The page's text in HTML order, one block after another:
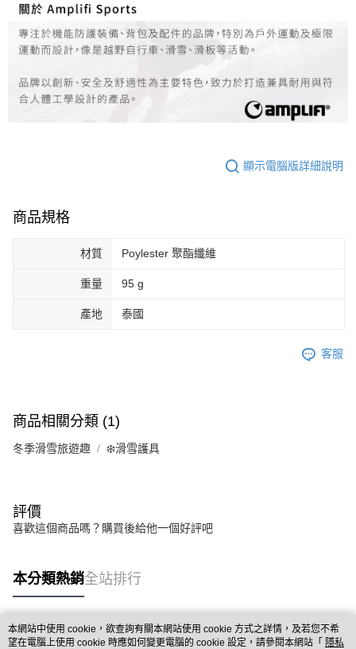
顯示電腦版詳細說明
商品規格
材質 Poylester 聚酯纖維
重量 95 g
產地 泰國
客服
商品相關分類 (1)
冬季滑雪旅遊趣 ❄️滑雪護具
評價
喜歡這個商品嗎？購買後給他一個好評吧
本分類熱銷全站排行
熱門標籤
本網站中使用 cookie，欲查詢有關本網站使用 cookie 方式之詳情，及若您不希
望在電腦上使用 cookie 時應如何變更電腦的 cookie 設定，請參閱本網站「 隱私